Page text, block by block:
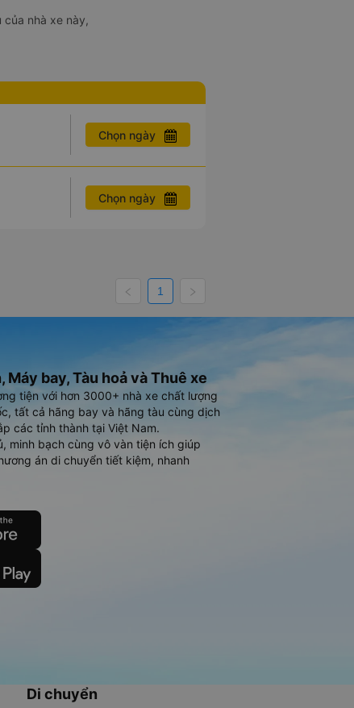
nhà xe này,
Chọn ngày
Chọn ngày
1
bay, Tàu hoả và Thuê xe
tiện với hơn 3000+ nhà xe chất lượng
tất cả hãng bay và hãng tàu cùng dịch
các tỉnh thành tại Việt Nam.
minh bạch cùng vô vàn tiện ích giúp
án di chuyển tiết kiệm, nhanh
Di chuyển